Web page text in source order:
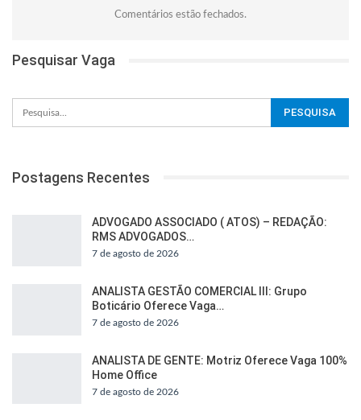
Comentários estão fechados.
Pesquisar Vaga
Postagens Recentes
ADVOGADO ASSOCIADO ( ATOS) – REDAÇÃO:
RMS ADVOGADOS…
7 de agosto de 2026
ANALISTA GESTÃO COMERCIAL III: Grupo
Boticário Oferece Vaga…
7 de agosto de 2026
ANALISTA DE GENTE: Motriz Oferece Vaga 100%
Home Office
7 de agosto de 2026